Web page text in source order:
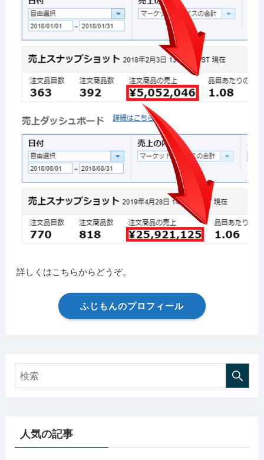
詳しくはこちらからどうぞ。
ふじもんのプロフィール
人気の記事